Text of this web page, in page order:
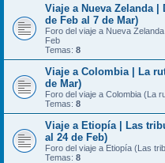
Viaje a Nueva Zelanda
de Feb al 7 de Mar)
Foro del viaje a Nueva
Feb
Temas: 8
Viaje a Colombia | La
de Mar)
Foro del viaje a Colombia (La
Temas: 8
Viaje a Etiopía | Las
al 24 de Feb)
Foro del viaje a Etiopía (Las
Temas: 8